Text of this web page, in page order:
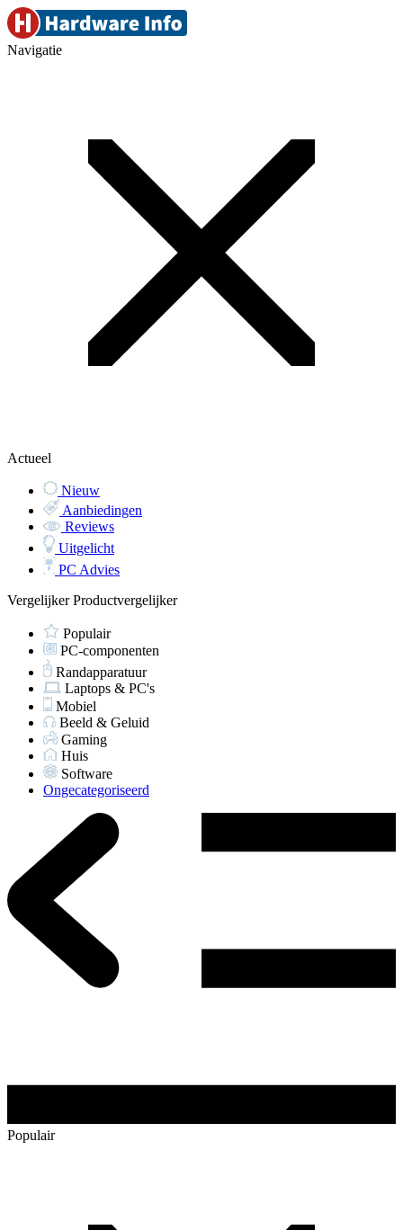
Navigatie
Actueel
Nieuw
Aanbiedingen
Reviews
Uitgelicht
PC Advies
VergelijkerProductvergelijker
Populair
PC-componenten
Randapparatuur
Laptops & PC's
Mobiel
Beeld & Geluid
Gaming
Huis
Software
Ongecategoriseerd
Populair